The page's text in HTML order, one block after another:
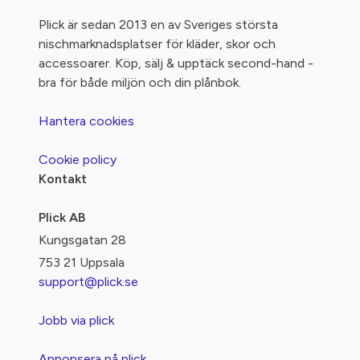
Plick är sedan 2013 en av Sveriges största
nischmarknadsplatser för kläder, skor och
accessoarer. Köp, sälj & upptäck second-hand -
bra för både miljön och din plånbok.
Hantera cookies
Cookie policy
Kontakt
Plick AB
Kungsgatan 28
753 21 Uppsala
support@plick.se
Jobb via plick